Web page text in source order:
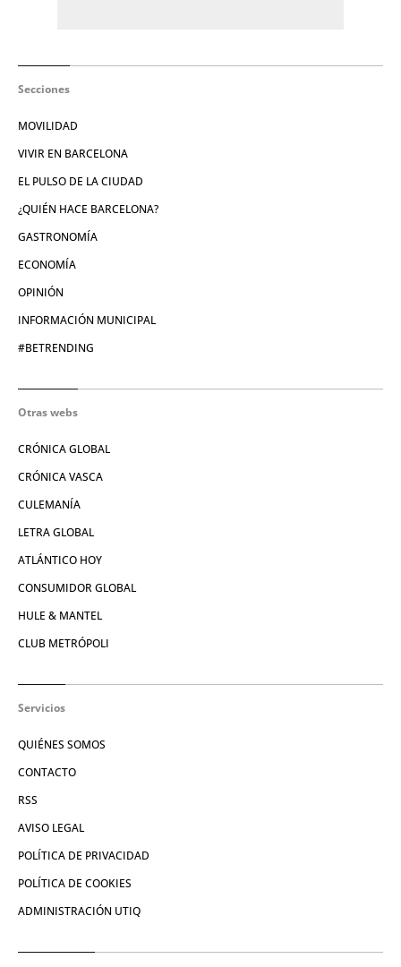
Secciones
MOVILIDAD
VIVIR EN BARCELONA
EL PULSO DE LA CIUDAD
¿QUIÉN HACE BARCELONA?
GASTRONOMÍA
ECONOMÍA
OPINIÓN
INFORMACIÓN MUNICIPAL
#BETRENDING
Otras webs
CRÓNICA GLOBAL
CRÓNICA VASCA
CULEMANÍA
LETRA GLOBAL
ATLÁNTICO HOY
CONSUMIDOR GLOBAL
HULE & MANTEL
CLUB METRÓPOLI
Servicios
QUIÉNES SOMOS
CONTACTO
RSS
AVISO LEGAL
POLÍTICA DE PRIVACIDAD
POLÍTICA DE COOKIES
ADMINISTRACIÓN UTIQ